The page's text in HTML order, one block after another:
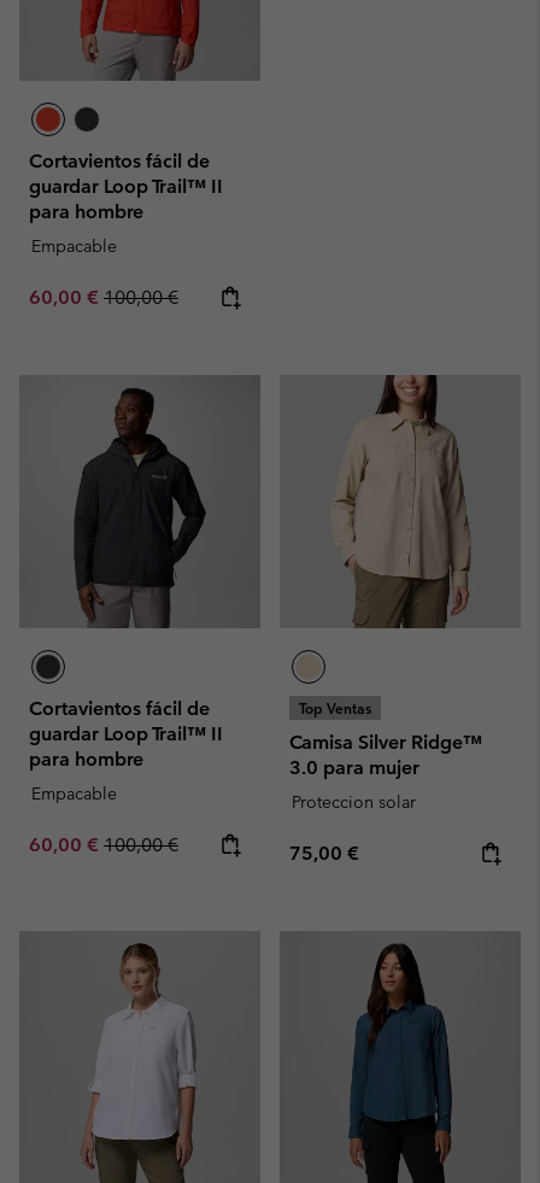
Cortavientos fácil de
guardar Loop Trail™ II
para hombre
Empacable
Sale price:
60,00 € Regular price:
100,00 €
Cortavientos fácil de
guardar Loop Trail™ II
para hombre
Empacable
Sale price:
60,00 € Regular price:
100,00 €
Top Ventas
Camisa Silver Ridge™
3.0 para mujer
Proteccion solar
Regular price:
75,00 €